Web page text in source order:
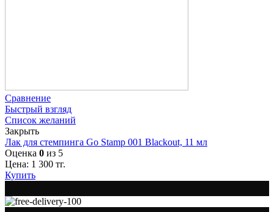
Сравнение
Быстрый взгляд
Список желаний
Закрыть
Лак для стемпинга Go Stamp 001 Blackout, 11 мл
Оценка 0 из 5
Цена: 1 300 тг.
Купить